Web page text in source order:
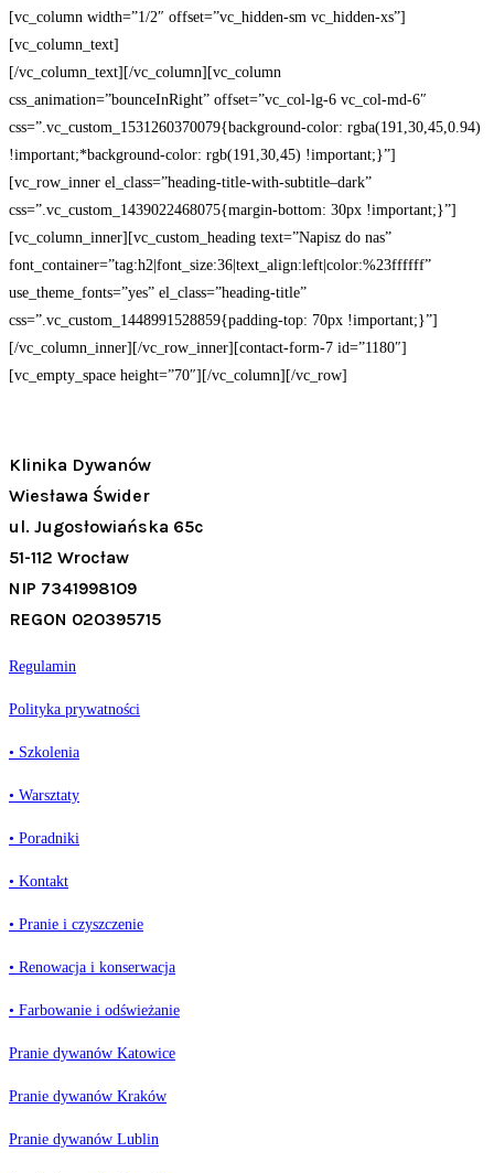
[vc_column width=”1/2″ offset=”vc_hidden-sm vc_hidden-xs”]
[vc_column_text]
[/vc_column_text][/vc_column][vc_column
css_animation=”bounceInRight” offset=”vc_col-lg-6 vc_col-md-6″
css=”.vc_custom_1531260370079{background-color: rgba(191,30,45,0.94)
!important;*background-color: rgb(191,30,45) !important;}”]
[vc_row_inner el_class=”heading-title-with-subtitle–dark”
css=”.vc_custom_1439022468075{margin-bottom: 30px !important;}”]
[vc_column_inner][vc_custom_heading text=”Napisz do nas”
font_container=”tag:h2|font_size:36|text_align:left|color:%23ffffff”
use_theme_fonts=”yes” el_class=”heading-title”
css=”.vc_custom_1448991528859{padding-top: 70px !important;}”]
[/vc_column_inner][/vc_row_inner][contact-form-7 id=”1180″]
[vc_empty_space height=”70″][/vc_column][/vc_row]
Klinika Dywanów
Wiesława Świder
ul. Jugosłowiańska 65c
51-112 Wrocław
NIP 7341998109
REGON 020395715
Regulamin
Polityka prywatności
• Szkolenia
• Warsztaty
• Poradniki
• Kontakt
• Pranie i czyszczenie
• Renowacja i konserwacja
• Farbowanie i odświeżanie
Pranie dywanów Katowice
Pranie dywanów Kraków
Pranie dywanów Lublin